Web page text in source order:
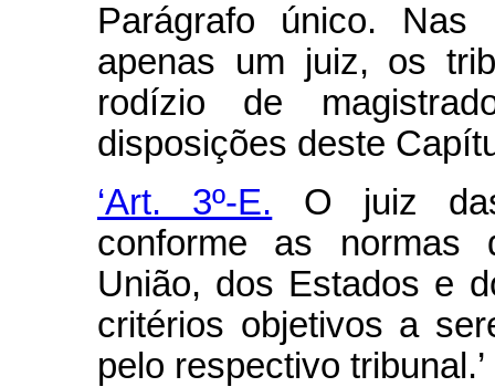
Parágrafo único. Nas
apenas um juiz, os
rodízio de
disposições deste
‘Art. 3º-E. O juiz
conforme as normas
União, dos Estados e
critérios objetivos a
pelo respectivo tribunal.’